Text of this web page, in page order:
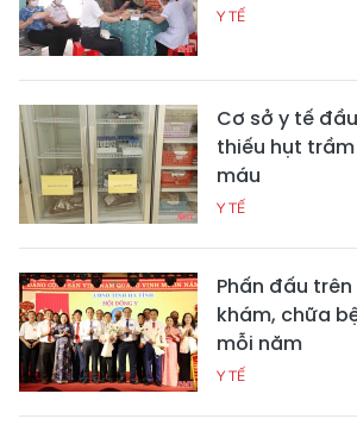
Y TẾ
Cơ sở y tế
thiếu hụt
máu
Y TẾ
Phấn đấu trên
khám, chữa
mỗi năm
Y TẾ